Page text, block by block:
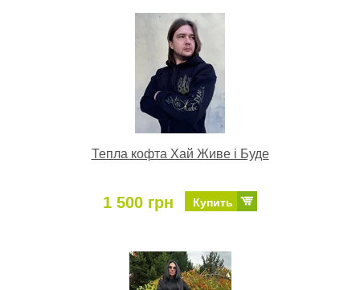
Тепла кофта Хай Живе і Буде
1 500 грн Купить